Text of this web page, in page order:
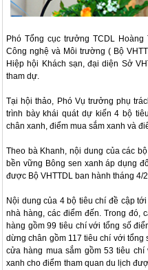
Phó Tổng cục trưởng TCDL
Công nghệ và Môi trường ( Bộ
Hiệp hội Khách sạn, đại diện Sở
tham dự.
Tại hội thảo, Phó Vụ trưởng phụ
trình bày khái quát dự kiến 4 bộ
chân xanh, điểm mua sắm xanh và
Theo bà Khanh, nội dung của các
bền vững Bông sen xanh áp dụng
được Bộ VHTTDL ban hành tháng 4/
Nội dung của 4 bộ tiêu chí đề cập
nhà hàng, các điểm đến. Trong đó,
hàng gồm 99 tiêu chí với tổng số
dừng chân gồm 117 tiêu chí với tổng
cửa hàng mua sắm gồm 53 tiêu
xanh cho điểm tham quan du lịch